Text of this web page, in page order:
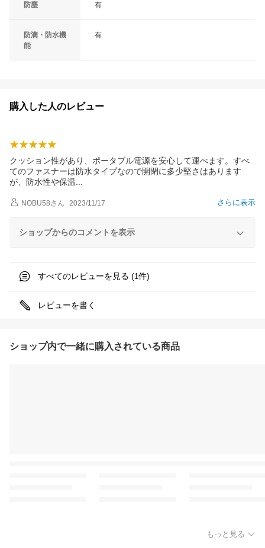
防塵 有
防滴・防水機
能
有
購入した人のレビュー
クッション性があり、ポータブル電源を安心して運べます。すべ
てのファスナーは防水タイプなので開閉に多少堅さはあります
が、防水性や保温
さらに表示
NOBU58さん 2023/11/17
ショップからのコメントを表示
すべてのレビューを見る (1件)
レビューを書く
ショップ内で一緒に購入されている商品
もっと見る